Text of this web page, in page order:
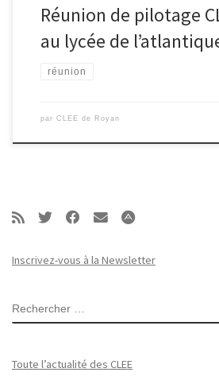
Réunion de pilotage
au lycée de
réunion
par CLEE de Royan
Inscrivez-vous à la Newsletter
RECHERCHER
Toute l’actualité des CLEE